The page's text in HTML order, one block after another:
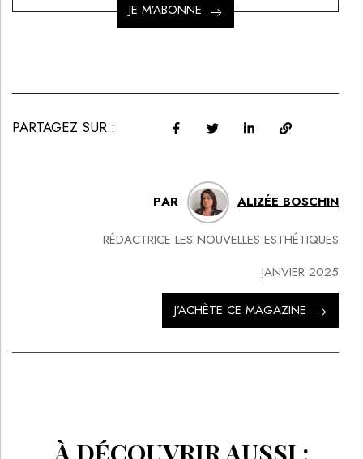
JE M’ABONNE
PARTAGEZ SUR :
PAR ALIZÉE BOSCHIN
RÉDACTRICE LES NOUVELLES ESTHÉTIQUES
JANVIER 2025
J’ACHÈTE CE MAGAZINE